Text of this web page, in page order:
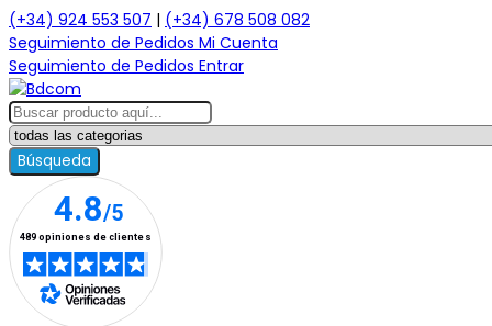
(+34) 924 553 507 | (+34) 678 508 082
Seguimiento de Pedidos Mi Cuenta
Seguimiento de Pedidos Entrar
Búsqueda